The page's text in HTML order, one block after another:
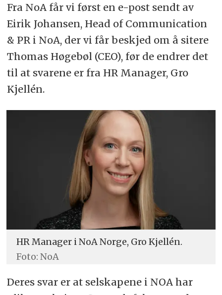
Fra NoA får vi først en e-post sendt av
Eirik Johansen, Head of Communication
& PR i NoA, der vi får beskjed om å sitere
Thomas Høgebøl (CEO), før de endrer det
til at svarene er fra HR Manager, Gro
Kjellén.
HR Manager i NoA Norge, Gro Kjellén.
Foto: NoA
Deres svar er at selskapene i NOA har